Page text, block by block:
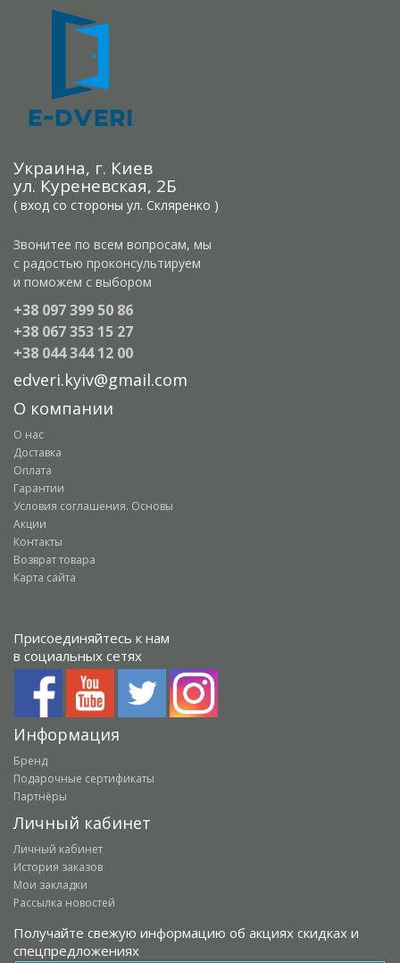
Украина, г. Киев
ул. Куреневская, 2Б
( вход со стороны ул. Скляренко )
Звонитее по всем вопросам, мы
с радостью проконсультируем
и поможем с выбором
+38 097 399 50 86
+38 067 353 15 27
+38 044 344 12 00
edveri.kyiv@gmail.com
О компании
О нас
Доставка
Оплата
Гарантии
Условия соглашения. Основы
Акции
Контакты
Возврат товара
Карта сайта
Присоединяйтесь к нам
в социальных сетях
Информация
Бренд
Подарочные сертификаты
Партнёры
Личный кабинет
Личный кабинет
История заказов
Мои закладки
Рассылка новостей
Получайте свежую информацию об акциях скидках и
спецпредложениях